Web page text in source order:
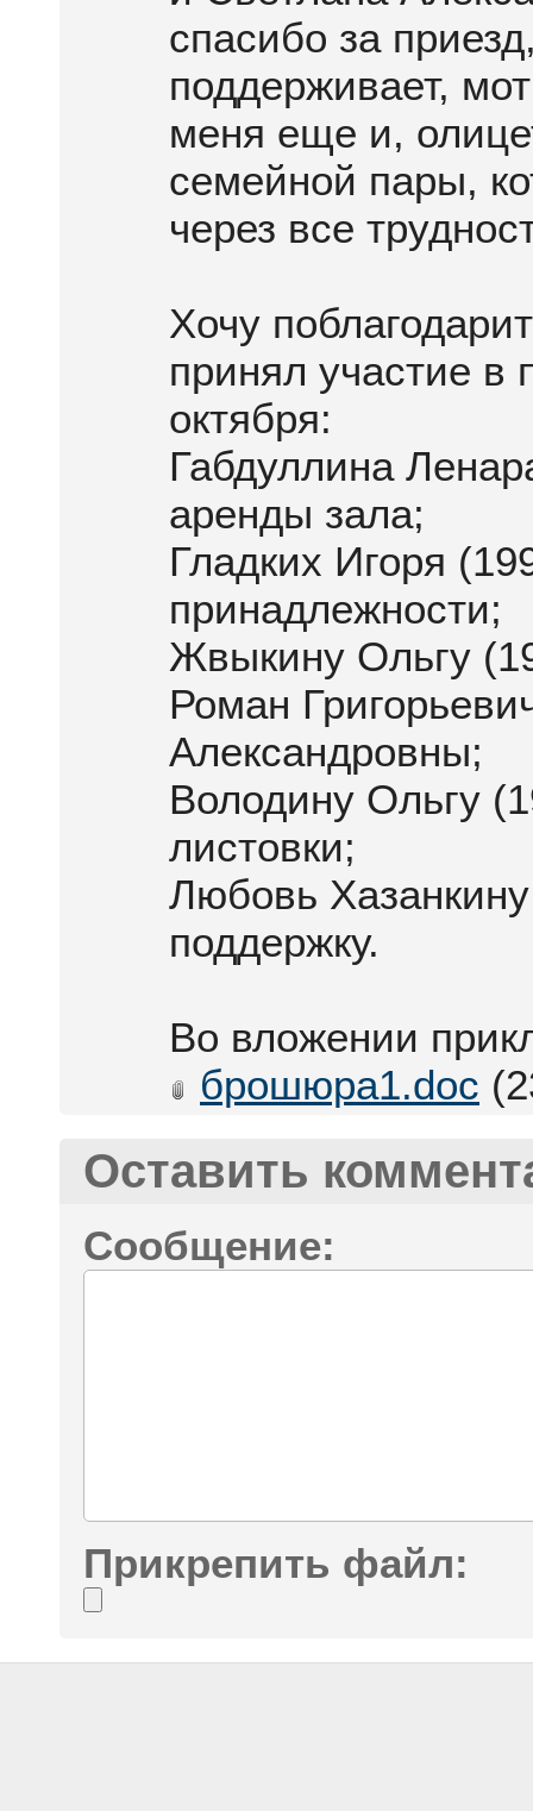
спасибо за
поддерживает,
меня еще и,
семейной пары,
через все
Хочу
принял участие в
октября:
Габдуллина
аренды зала;
Гладких Игоря
принадлежности;
Жвыкину Ольгу
Роман
Александровны;
Володину Ольгу
листовки;
Любовь
поддержку.
Во вложении
брошюра1.doc
Оставить
Сообщение:
Прикрепить файл: